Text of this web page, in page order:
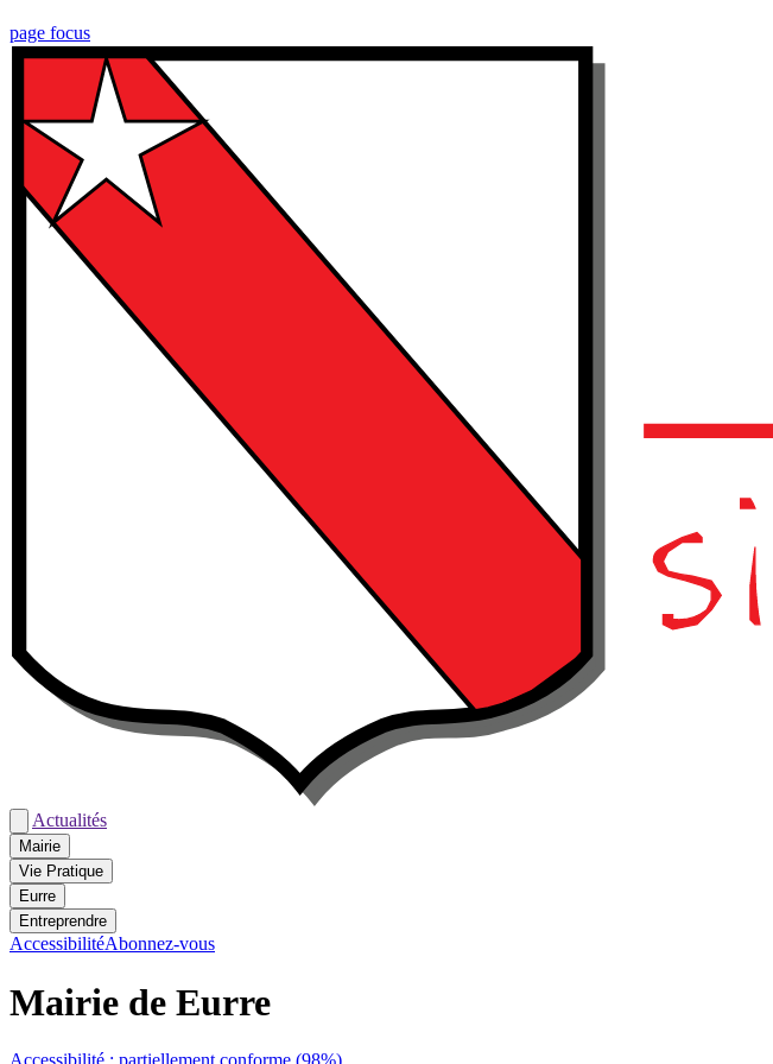
page focus
Actualités
Mairie
Vie Pratique
Eurre
Entreprendre
AccessibilitéAbonnez-vous
Mairie de Eurre